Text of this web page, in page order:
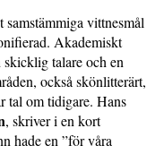
vittnesmål
Akademiskt
talare och en
också skönlitterärt,
tal om tidigare. Hans
, skriver i en kort
hade en ”för våra